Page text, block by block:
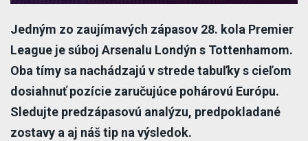
Jedným zo zaujímavých zápasov 28. kola Premier
League je súboj Arsenalu Londýn s Tottenhamom.
Oba tímy sa nachádzajú v strede tabuľky s cieľom
dosiahnuť pozície zaručujúce pohárovú Európu.
Sledujte predzápasovú analýzu, predpokladané
zostavy a aj náš tip na výsledok.